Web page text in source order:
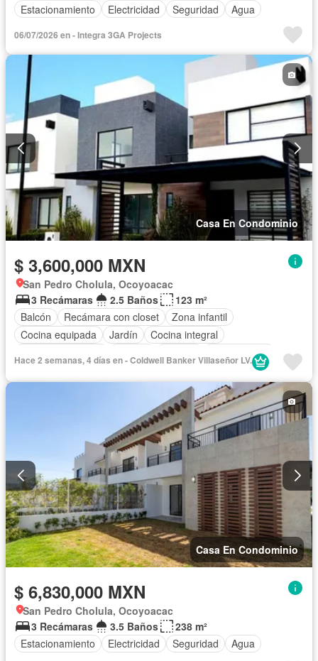
Estacionamiento
Electricidad Seguridad Agua
06/07/2026 en - Integra 3GA Projects
Casa En Condominio
$ 3,600,000 MXN
San Pedro Cholula, Ocoyoacac
3 Recámaras
2.5 Baños
123 m²
Balcón
Recámara con closet
Zona infantil
Cocina equipada
Jardín
Cocina integral
Sin amueblar
Hace 2 semanas, 4 días en - Coldwell Banker Villaseñor LV.
Casa En Condominio
$ 6,830,000 MXN
San Pedro Cholula, Ocoyoacac
3 Recámaras
3.5 Baños
238 m²
Estacionamiento
Electricidad Seguridad Agua